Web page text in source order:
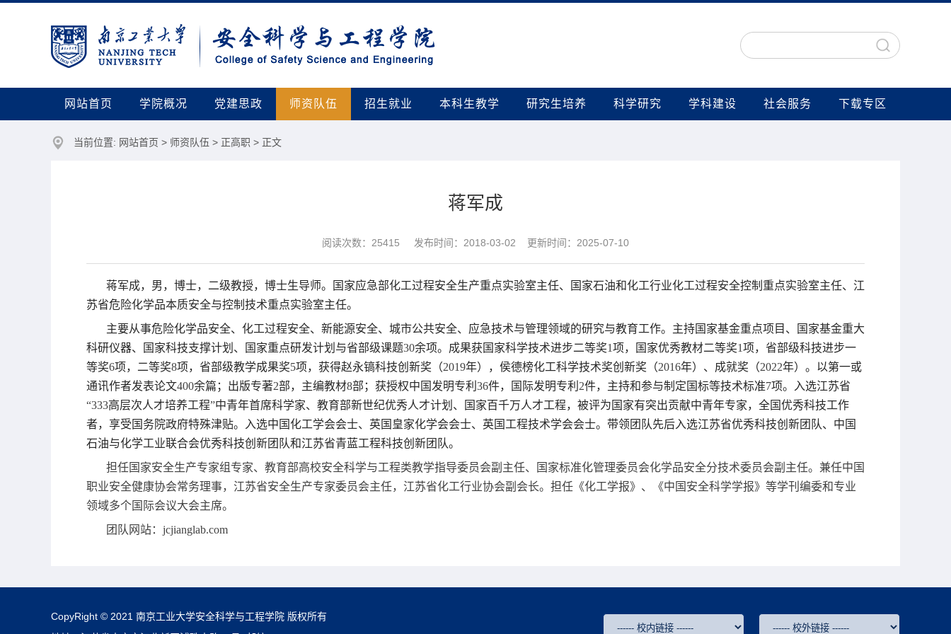
网站首页 学院概况 党建思政 师资队伍 招生就业 本科生教学 研究生培养 科学研究 学科建设 社会服务 下载专区
当前位置: 网站首页 > 师资队伍 > 正高职 > 正文
蒋军成
阅读次数： 25415 发布时间：2018-03-02 更新时间：2025-07-10
蒋军成，男 ，博士，二级教授，博士生导师。国家应急部化工过程安全生产重点实验室主任、国家石油和化工行业化工过程安全控制重点实验室主任、江
苏省危险化学品本质安全与控制技术重点实验室主任。
主要从事危险化学品安全、化工过程安全、新能源安全、城市公共安全、应急技术与管理领域的研究与教育工作。主持国家基金重点项目、国家基金重大
科研仪器、国家科技支撑计划、国家重点研发计划与省部级课题30余项。成果获国家科学技术进步二等奖1项，国家优秀教材二等奖1项，省部级科技进步一
等奖6项，二等奖8项，省部级教学成果奖5项，获得赵永镐科技创新奖（2019年），侯德榜化工科学技术奖创新奖（2016年）、成就奖（2022年）。以第一或
通讯作者发表论文400余篇；出版专著2部，主编教材8部；获授权中国发明专利 36件，国际发明专利 2件，主持和参与制定国标等技术标准7项。入选江苏省
“333高层次人才培养工程”中青年首席科学家、教育部新世纪优秀人才计划、国家百千万人才工程，被评为国家有突出贡献中青年专家，全国优秀科技工作
者，享受国务院政府特殊津贴。入选中国化工学会会士、英国皇家化学会会士、英国工程技术学会会士。带领团队先后入选江苏省优秀科技创新团队、中国
石油与化学工业联合会优秀科技创新团队和江苏省青蓝工程科技创新团队。
担任国家安全生产专家组专家、教育部高校安全科学与工程类教学指导委员会副主任、国家标准化管理委员会化学品安全分技术委员会副主任。兼任中国
职业安全健康协会常务理事，江苏省安全生产专家委员会主任，江苏省化工行业协会副会长。担任《化工学报》、《中国安全科学学报》等学刊编委和专业
领域多个国际会议大会主席。
团队网站：jcjianglab.com
CopyRight © 2021 南京工业大学安全科学与工程学院 版权所有